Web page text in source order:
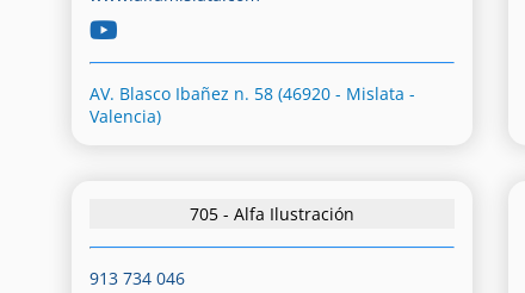
AV. Blasco Ibañez n. 58 (46920 - Mislata -
Valencia)
705 - Alfa Ilustración
913 734 046